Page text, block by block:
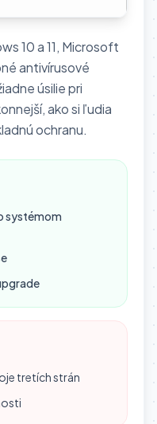
10 a 11, Microsoft
antivírusové
úsilie pri
ako si ľudia
ochranu.
systémom
tretích strán